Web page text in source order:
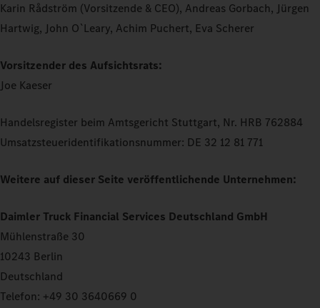
Karin Rådström (Vorsitzende & CEO), Andreas Gorbach, Jürgen
Hartwig, John O`Leary, Achim Puchert, Eva Scherer
Vorsitzender des Aufsichtsrats:
Joe Kaeser
Handelsregister beim Amtsgericht Stuttgart, Nr. HRB 762884
Umsatzsteueridentifikationsnummer: DE 32 12 81 771
Weitere auf dieser Seite veröffentlichende Unternehmen:
Daimler Truck Financial Services Deutschland GmbH
Mühlenstraße 30
10243 Berlin
Deutschland
Telefon: +49 30 3640669 0